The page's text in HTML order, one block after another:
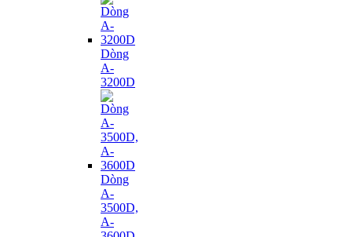
Dòng
A-
3200D
Dòng
A-
3500D,
A-